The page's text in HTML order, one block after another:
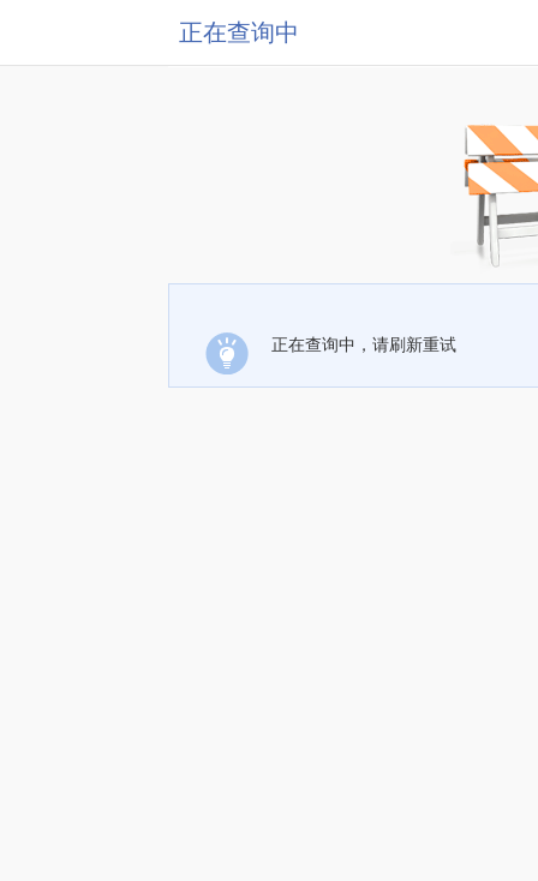
正在查询中
正在查询中，请刷新重试